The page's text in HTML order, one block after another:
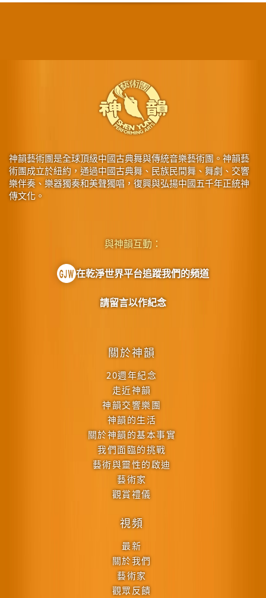
神韻藝術團是全球頂級中國古典舞與傳統音樂藝術團。神韻藝
術團成立於紐約，通過中國古典舞、民族民間舞、舞劇、交響
樂伴奏、樂器獨奏和美聲獨唱，復興與弘揚中國五千年正統神
傳文化。
關於神韻
20週年紀念
走近神韻
神韻交響樂團
神韻的生活
關於神韻的基本事實
我們面臨的挑戰
藝術與靈性的啟迪
藝術家
觀賞禮儀
視頻
最新
關於我們
藝術家
觀眾反饋
與神韻互動：
在乾淨世界平台追蹤我們的頻道
請留言以作紀念